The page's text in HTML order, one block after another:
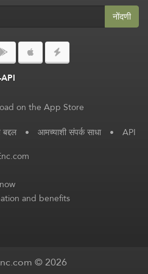
नोंदणी
• आमच्याशी संपर्क साधा • API
and benefits
© 2026